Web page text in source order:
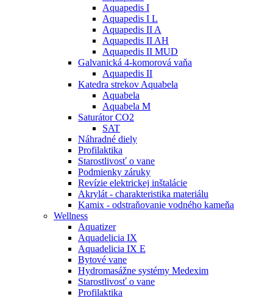
Aquapedis I
Aquapedis I L
Aquapedis II A
Aquapedis II AH
Aquapedis II MUD
Galvanická 4-komorová vaňa
Aquapedis II
Katedra strekov Aquabela
Aquabela
Aquabela M
Saturátor CO2
SAT
Náhradné diely
Profilaktika
Starostlivosť o vane
Podmienky záruky
Revízie elektrickej inštalácie
Akrylát - charakteristika materiálu
Kamix - odstraňovanie vodného kameňa
Wellness
Aquatizer
Aquadelicia IX
Aquadelicia IX E
Bytové vane
Hydromasážne systémy Medexim
Starostlivosť o vane
Profilaktika